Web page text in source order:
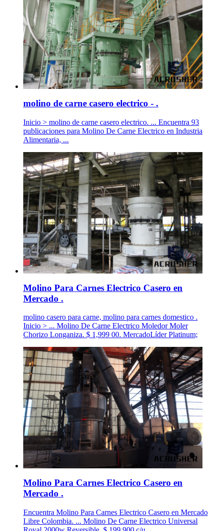
molino de carne casero electrico - .
Inicio > molino de carne casero electrico. ... Encuentra 93
publicaciones para Molino De Carne Electrico en Industria
Alimentaria, ...
Molino Para Carnes Electrico Casero en
Mercado .
molino casero para carne, molino para carnes domestico .
Inicio > ... Molino De Carne Electrico Moledor Moler
Chorizo Longaniza. $ 1,999 00. MercadoLíder Platinum;
Molino Para Carnes Electrico Casero en
Mercado .
Encuentra Molino Para Carnes Electrico Casero en Mercado
Libre Colombia. ... Molino De Carne Electrico Universal